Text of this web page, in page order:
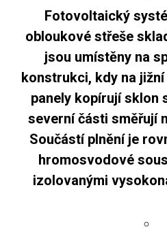
Fotovoltaický
obloukové střeše
jsou umístěny na
konstrukci, kdy na
panely kopírují sklon
severní části směřují
Součástí plnění je
hromosvodové
izolovanými